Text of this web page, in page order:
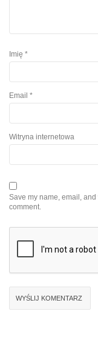
Imię *
Email *
Witryna internetowa
Save my name, email, and
comment.